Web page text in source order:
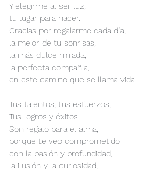
Y elegirme al ser luz,
tu lugar para nacer.
Gracias por regalarme cada día,
la mejor de tu sonrisas,
la más dulce mirada,
la perfecta compañia,
en este camino que se llama vida.
Tus talentos, tus esfuerzos,
Tus logros y éxitos
Son regalo para el alma,
porque te veo comprometido
con la pasión y profundidad,
la ilusión y la curiosidad,